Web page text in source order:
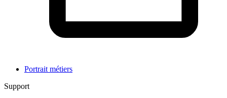
Portrait métiers
Support